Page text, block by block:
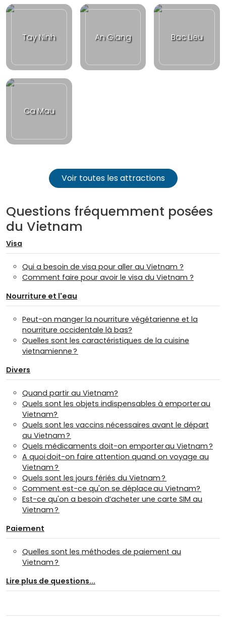
Tay Ninh An Giang Bac Lieu
Ca Mau
Voir toutes les attractions
Questions fréquemment posées
du Vietnam
Visa
Qui a besoin de visa pour aller au Vietnam ?
Comment faire pour avoir le visa du Vietnam ?
Nourriture et l'eau
Peut-on manger la nourriture végétarienne et la
nourriture occidentale là bas?
Quelles sont les caractéristiques de la cuisine
vietnamienne ?
Divers
Quand partir au Vietnam?
Quels sont les objets indispensables à emporter au
Vietnam?
Quels sont les vaccins nécessaires avant le départ
au Vietnam ?
Quels médicaments doit-on emporter au Vietnam ?
A quoi doit-on faire attention quand on voyage au
Vietnam ?
Quels sont les jours fériés du Vietnam ?
Comment est-ce qu'on se déplace au Vietnam?
Est-ce qu'on a besoin d’acheter une carte SIM au
Vietnam ?
Paiement
Quelles sont les méthodes de paiement au
Vietnam ?
Lire plus de questions...